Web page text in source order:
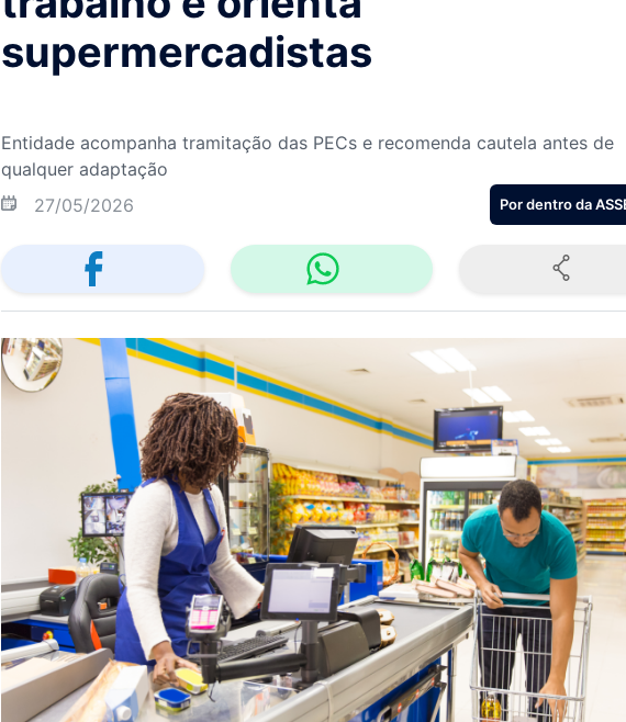
supermercadistas
Entidade acompanha tramitação das PECs e recomenda cautela antes de
qualquer adaptação
27/05/2026
Por dentro da